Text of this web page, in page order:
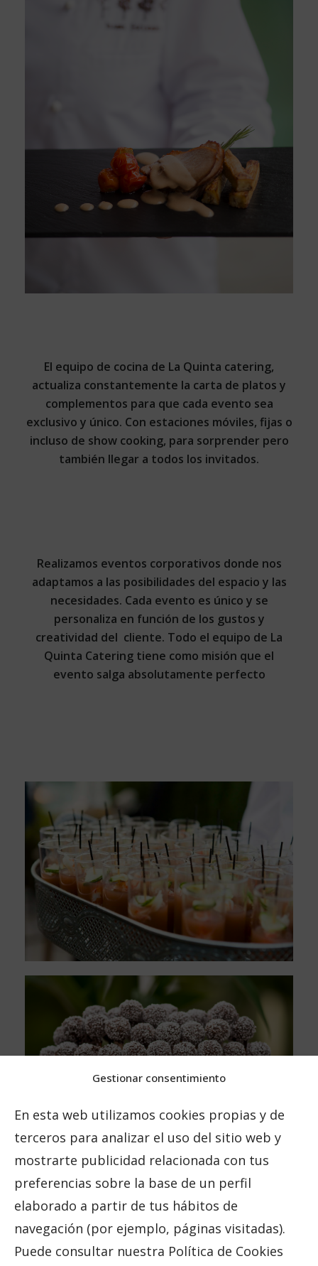
Gestionar consentimiento
En esta web utilizamos cookies propias y de
terceros para analizar el uso del sitio web y
mostrarte publicidad relacionada con tus
preferencias sobre la base de un perfil
elaborado a partir de tus hábitos de
navegación (por ejemplo, páginas visitadas).
Puede consultar nuestra Política de Cookies
El equipo de cocina de La Quinta catering,
actualiza constantemente la carta de platos y
complementos para que cada evento sea
exclusivo y único. Con estaciones móviles, fijas o
incluso de show cooking, para sorprender pero
también llegar a todos los invitados.
Realizamos eventos corporativos donde nos
adaptamos a las posibilidades del espacio y las
necesidades. Cada evento es único y se
personaliza en función de los gustos y
creatividad del cliente. Todo el equipo de La
Quinta Catering tiene como misión que el
evento salga absolutamente perfecto